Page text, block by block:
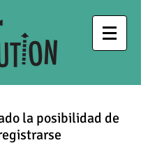
la posibilidad de